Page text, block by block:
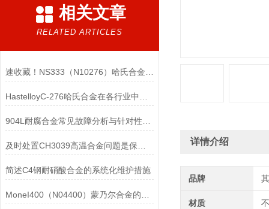
相关文章
RELATED ARTICLES
简述C4钢耐硝酸合金的系统化维护措施
详情介绍
品牌
材质